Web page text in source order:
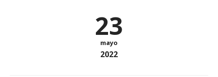
23
mayo
2022